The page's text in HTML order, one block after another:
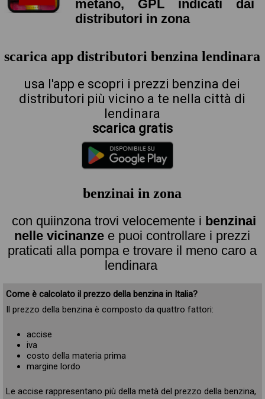
metano, GPL indicati dai
distributori in zona
scarica app distributori benzina lendinara
usa l'app e scopri i prezzi benzina dei
distributori più vicino a te nella città di
lendinara
scarica gratis
benzinai in zona
con quiinzona trovi velocemente i benzinai
nelle vicinanze e puoi controllare i prezzi
praticati alla pompa e trovare il meno caro a
lendinara
Come è calcolato il prezzo della benzina in Italia?
Il prezzo della benzina è composto da quattro fattori:
accise
iva
costo della materia prima
margine lordo
Le accise rappresentano più della metà del prezzo della benzina,